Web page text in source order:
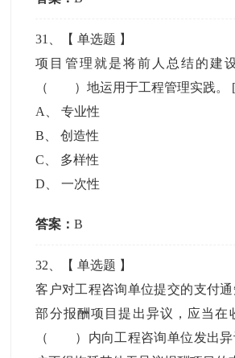
31 、【单选题 】
项目管理就是将前人总结的建
（ ）地运用于工程管理实践。
A
、专业性
B 、创造性
C
多样性
D 、一次性
答案：B
32 、【单选题 】
客户对工程咨询单位提交的支付
部分报酬项目提出异议，应当在
（ ）内向工程咨询单位发出异